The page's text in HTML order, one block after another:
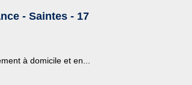
- Saintes - 17
à domicile et en...